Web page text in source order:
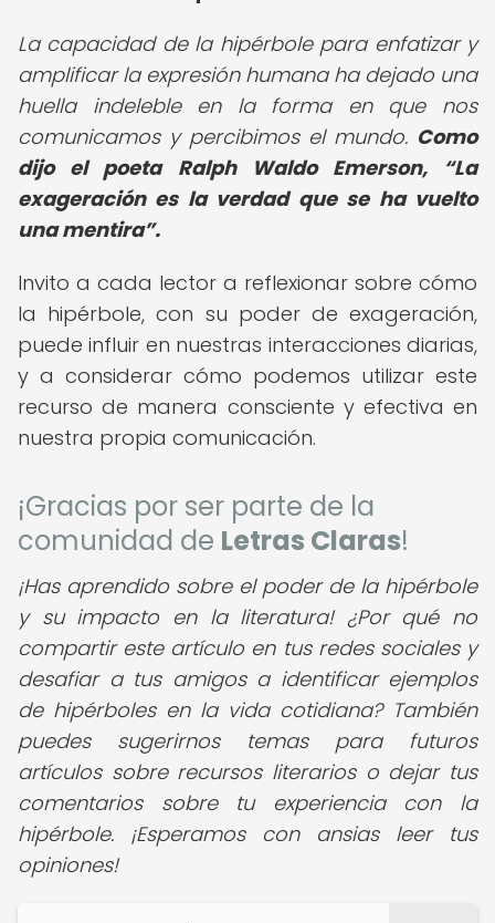
La capacidad de la hipérbole para enfatizar y
amplificar la expresión humana ha dejado una
huella indeleble en la forma en que nos
comunicamos y percibimos el mundo. Como
dijo el poeta Ralph Waldo Emerson,
La
exageración es la verdad que se ha vuelto
una mentira .
Invito a cada lector a reflexionar sobre cómo
la hipérbole, con su poder de exageración,
puede influir en nuestras interacciones diarias,
y a considerar cómo podemos utilizar este
recurso de manera consciente y efectiva en
nuestra propia comunicación.
¡Gracias por ser parte de la
comunidad de Letras Claras!
¡Has aprendido sobre el poder de la hipérbole
y su impacto en la literatura! ¿Por qué no
compartir este artículo en tus redes sociales y
desafiar a tus amigos a identificar ejemplos
de hipérboles en la vida cotidiana? También
puedes sugerirnos temas para futuros
artículos sobre recursos literarios o dejar tus
comentarios sobre tu experiencia con la
hipérbole. ¡Esperamos con ansias leer tus
opiniones!